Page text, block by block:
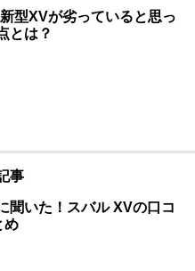
型XVが劣っていると思っ
とは？
事
聞いた！スバル XVの口コ
め